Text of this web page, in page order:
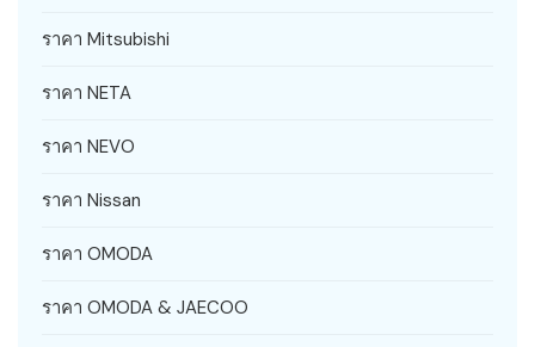
ราคา Mitsubishi
ราคา NETA
ราคา NEVO
ราคา Nissan
ราคา OMODA
ราคา OMODA & JAECOO